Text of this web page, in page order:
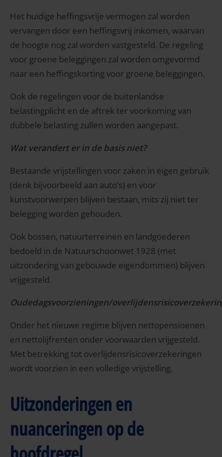
Het huidige heffingsvrije vermogen zal worden
vervangen door een heffingsvrij inkomen, waarvan
de hoogte nog zal worden vastgesteld. De regeling
voor groene beleggingen zal worden omgevormd
naar een heffingskorting voor groene beleggingen.
Ook de regelingen voor de buitenlandse
belastingplicht en de aftrek ter voorkoming van
dubbele belasting zullen worden aangepast.
Wat verandert er in de basis niet?
Bestaande vrijstellingen voor zaken in eigen gebruik
(denk bijvoorbeeld aan auto’s) en voor
kunstvoorwerpen blijven bestaan, mits zij niet ter
belegging worden gehouden.
Ook bossen, natuurterreinen en landgoederen
bedoeld in de Natuurschoonwet 1928 (met
uitzondering van gebouwde eigendommen) blijven
vrijgesteld.
Oudedagsvoorzieningen/
Onder het nieuwe regime blijven nettopensioenen
en nettolijfrenten onder voorwaarden vrijgesteld.
Met betrekking tot overlijdensrisicoverzekeringen
wordt voorzien in een volledige vrijstelling.
Uitzonderingen en
nuanceringen op de